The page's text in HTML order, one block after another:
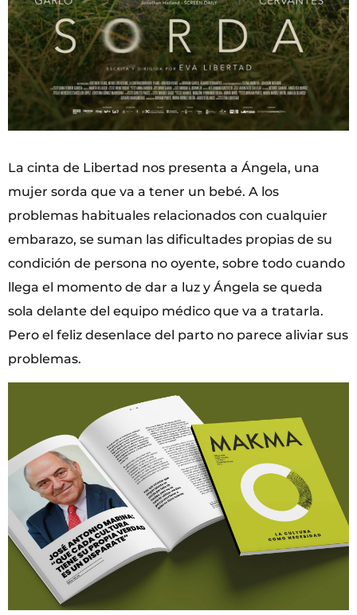
La cinta de Libertad nos presenta a Ángela, una
mujer sorda que va a tener un bebé. A los
problemas habituales relacionados con cualquier
embarazo, se suman las dificultades propias de su
condición de persona no oyente, sobre todo cuando
llega el momento de dar a luz y Ángela se queda
sola delante del equipo médico que va a tratarla.
Pero el feliz desenlace del parto no parece aliviar sus
problemas.